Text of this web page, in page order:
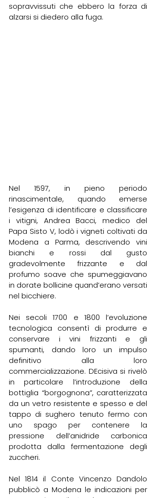
sopravvissuti che ebbero la forza di
alzarsi si diedero alla fuga.
Nel 1597, in pieno periodo
rinascimentale, quando emerse
l’esigenza di identificare e classificare
i vitigni, Andrea Bacci, medico del
Papa Sisto V, lodò i vigneti coltivati da
Modena a Parma, descrivendo vini
bianchi e rossi dal gusto
gradevolmente frizzante e dal
profumo soave che spumeggiavano
in dorate bollicine quand’erano versati
nel bicchiere.
Nei secoli 1700 e 1800 l’evoluzione
tecnologica consentì di produrre e
conservare i vini frizzanti e gli
spumanti, dando loro un impulso
definitivo alla loro
commercializzazione. DEcisiva si rivelò
in particolare l’introduzione della
bottiglia “borgognona”, caratterizzata
da un vetro resistente e spesso e del
tappo di sughero tenuto fermo con
uno spago per contenere la
pressione dell’anidride carbonica
prodotta dalla fermentazione degli
zuccheri.
Nel 1814 il Conte Vincenzo Dandolo
pubblicò a Modena le indicazioni per